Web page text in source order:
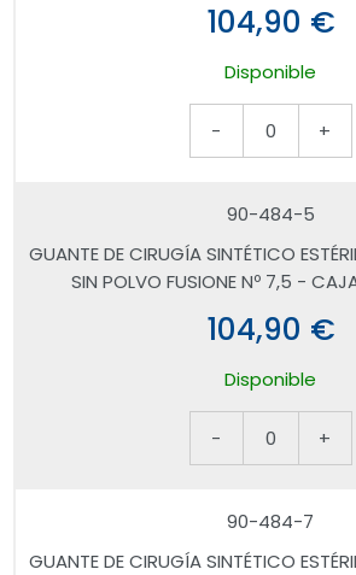
104,90 €
Disponible
- 0 +
90-484-5
GUANTE DE CIRUGÍA SINTÉTICO
SIN POLVO FUSIONE Nº 7,5 -
104,90 €
Disponible
- 0 +
90-484-7
GUANTE DE CIRUGÍA SINTÉTICO